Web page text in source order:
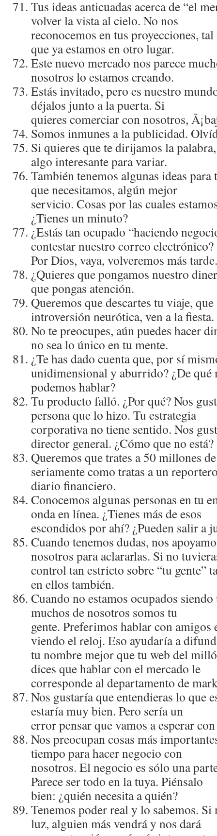
Tus ideas anticuadas acerca de “el
volver la vista al cielo. No nos
reconocemos en tus proyecciones,
que ya estamos en otro lugar.
Este nuevo mercado nos parece
nosotros lo estamos creando.
Estás invitado, pero es nuestro
déjalos junto a la puerta. Si
quieres comerciar con nosotros,
Somos inmunes a la publicidad.
Si quieres que te dirijamos la
algo interesante para variar.
También tenemos algunas ideas
que necesitamos, algún mejor
servicio. Cosas por las cuales
¿Tienes un minuto?
¿Estás tan ocupado “haciendo
contestar nuestro correo electrónico?
Por Dios, vaya, volveremos más
¿Quieres que pongamos nuestro
que pongas atención.
Queremos que descartes tu viaje, que
introversión neurótica, ven a la fiesta.
No te preocupes, aún puedes hacer
no sea lo único en tu mente.
¿Te has dado cuenta que, por sí­
unidimensional y aburrido? ¿De qué
podemos hablar?
Tu producto falló. ¿Por qué? Nos
persona que lo hizo. Tu estrategia
corporativa no tiene sentido. Nos
director general. ¿Cómo que no está?
Queremos que trates a 50 millones
seriamente como tratas a un
diario financiero.
Conocemos algunas personas en tu
onda en lí­nea. ¿Tienes más de esos
escondidos por ahí­? ¿Pueden salir a
Cuando tenemos dudas, nos
nosotros para aclararlas. Si no
control tan estricto sobre “tu gente”
en ellos también.
Cuando no estamos ocupados
muchos de nosotros somos tu
gente. Preferimos hablar con amigos
viendo el reloj. Eso ayudarí­a a
tu nombre mejor que tu web del
dices que hablar con el mercado le
corresponde al departamento de
Nos gustarí­a que entendieras lo que
estarí­a muy bien. Pero serí­a un
error pensar que vamos a esperar
Nos preocupan cosas más
tiempo para hacer negocio con
nosotros. El negocio es sólo una
Parece ser todo en la tuya. Piénsalo
bien: ¿quién necesita a quién?
Tenemos poder real y lo sabemos. Si
luz, alguien más vendrá y nos dará